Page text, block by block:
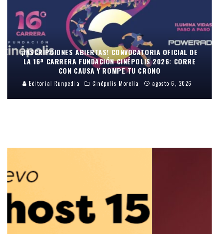
¡INSCRIPCIONES ABIERTAS! CONVOCATORIA OFICIAL DE
LA 16ª CARRERA FUNDACIÓN CINÉPOLIS 2026: CORRE
CON CAUSA Y ROMPE TU CRONO
Editorial Runpedia Cinépolis Morelia agosto 6, 2026